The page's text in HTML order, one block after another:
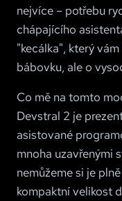
nejvíce – potřebu
chápajícího
"kecálka", který
bábovku, ale o
Co mě na tomto
Devstral 2 je
asistované
mnoha uzavřenými
nemůžeme si je
kompaktní velikost